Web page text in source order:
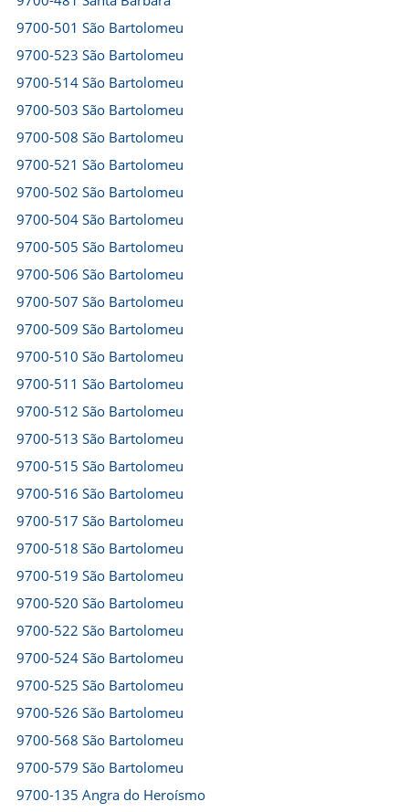
9700-501 São Bartolomeu
9700-523 São Bartolomeu
9700-514 São Bartolomeu
9700-503 São Bartolomeu
9700-508 São Bartolomeu
9700-521 São Bartolomeu
9700-502 São Bartolomeu
9700-504 São Bartolomeu
9700-505 São Bartolomeu
9700-506 São Bartolomeu
9700-507 São Bartolomeu
9700-509 São Bartolomeu
9700-510 São Bartolomeu
9700-511 São Bartolomeu
9700-512 São Bartolomeu
9700-513 São Bartolomeu
9700-515 São Bartolomeu
9700-516 São Bartolomeu
9700-517 São Bartolomeu
9700-518 São Bartolomeu
9700-519 São Bartolomeu
9700-520 São Bartolomeu
9700-522 São Bartolomeu
9700-524 São Bartolomeu
9700-525 São Bartolomeu
9700-526 São Bartolomeu
9700-568 São Bartolomeu
9700-579 São Bartolomeu
9700-135 Angra do Heroísmo